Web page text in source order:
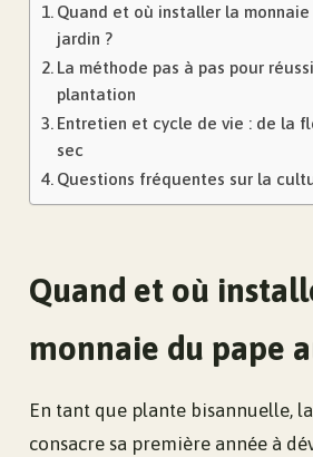
Quand et où installer la
jardin ?
La méthode pas à pas pour
plantation
Entretien et cycle de vie : de la
sec
Questions fréquentes sur la
Quand et où
monnaie du pape
En tant que plante bisannuelle,
consacre sa première année à